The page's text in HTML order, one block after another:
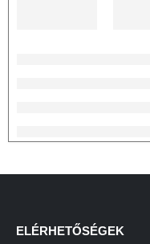
ELÉRHETŐSÉGEK